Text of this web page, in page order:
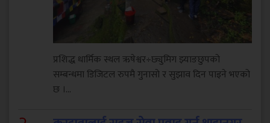
प्रशिद्ध धार्मिक स्थल ऋषेश्वर÷छ्युमिग झ्याङछुपको
सम्बन्धमा डिजिटल रुपमै गुनासो र सुझाव दिन पाइने भएको
छ ।...